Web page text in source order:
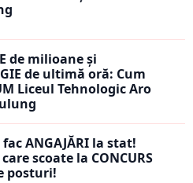
de milioane și
de ultimă oră: Cum
Liceul Tehnologic Aro
ANGAJĂRI la stat!
scoate la CONCURS
posturi!